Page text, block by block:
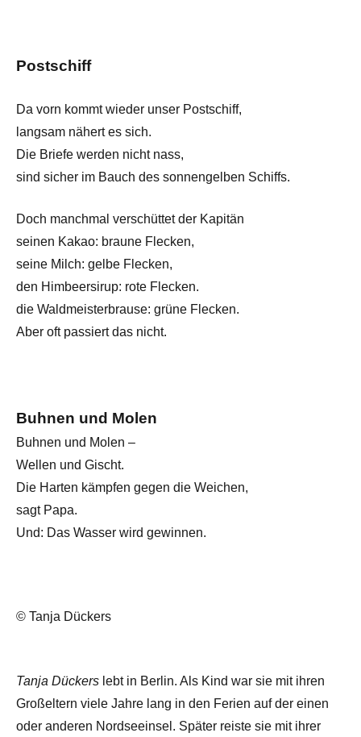
Postschiff
Da vorn kommt wieder unser Postschiff,
langsam nähert es sich.
Die Briefe werden nicht nass,
sind sicher im Bauch des sonnengelben Schiffs.
Doch manchmal verschüttet der Kapitän
seinen Kakao: braune Flecken,
seine Milch: gelbe Flecken,
den Himbeersirup: rote Flecken.
die Waldmeisterbrause: grüne Flecken.
Aber oft passiert das nicht.
Buhnen und Molen
Buhnen und Molen –
Wellen und Gischt.
Die Harten kämpfen gegen die Weichen,
sagt Papa.
Und: Das Wasser wird gewinnen.
© Tanja Dückers
Tanja Dückers lebt in Berlin. Als Kind war sie mit ihren
Großeltern viele Jahre lang in den Ferien auf der einen
oder anderen Nordseeinsel. Später reiste sie mit ihrer